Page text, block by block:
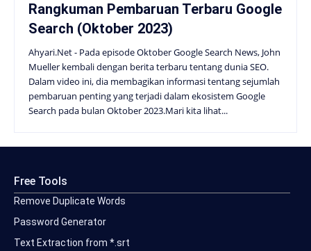
Rangkuman Pembaruan Terbaru Google
Search (Oktober 2023)
Ahyari.Net - Pada episode Oktober Google Search News, John
Mueller kembali dengan berita terbaru tentang dunia SEO.
Dalam video ini, dia membagikan informasi tentang sejumlah
pembaruan penting yang terjadi dalam ekosistem Google
Search pada bulan Oktober 2023.Mari kita lihat...
Free Tools
Remove Duplicate Words
Password Generator
Text Extraction from *.srt